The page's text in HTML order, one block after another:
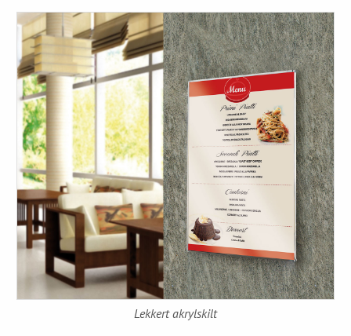
Lekkert akrylskilt